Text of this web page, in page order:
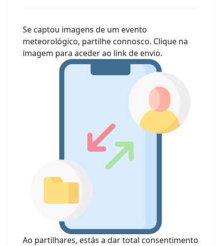
Se captou imagens de um evento
meteorológico, partilhe connosco. Clique na
imagem para aceder ao link de envio.
Ao partilhares, estás a dar total consentimento